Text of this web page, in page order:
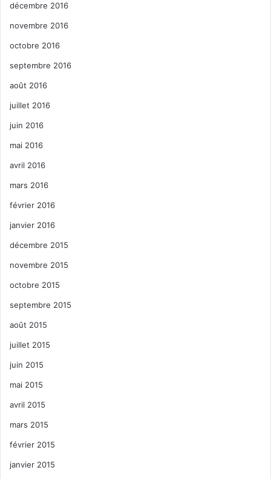
décembre 2016
novembre 2016
octobre 2016
septembre 2016
août 2016
juillet 2016
juin 2016
mai 2016
avril 2016
mars 2016
février 2016
janvier 2016
décembre 2015
novembre 2015
octobre 2015
septembre 2015
août 2015
juillet 2015
juin 2015
mai 2015
avril 2015
mars 2015
février 2015
janvier 2015